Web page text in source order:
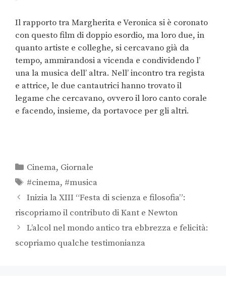
Il rapporto tra Margherita e Veronica si è coronato
con questo film di doppio esordio, ma loro due, in
quanto artiste e colleghe, si cercavano già da
tempo, ammirandosi a vicenda e condividendo l’
una la musica dell’ altra. Nell’ incontro tra regista
e attrice, le due cantautrici hanno trovato il
legame che cercavano, ovvero il loro canto corale
e facendo, insieme, da portavoce per gli altri.
Cinema, Giornale
#cinema, #musica
Inizia la XIII “Festa di scienza e filosofia”:
riscopriamo il contributo di Kant e Newton
L’alcol nel mondo antico tra ebbrezza e felicità:
scopriamo qualche testimonianza